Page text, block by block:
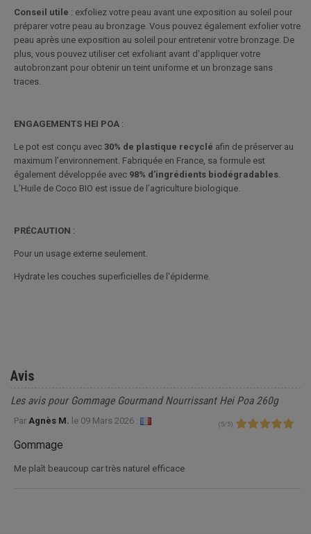
Conseil utile : exfoliez votre peau avant une exposition au soleil pour
préparer votre peau au bronzage. Vous pouvez également exfolier votre
peau après une exposition au soleil pour entretenir votre bronzage. De
plus, vous pouvez utiliser cet exfoliant avant d'appliquer votre
autobronzant pour obtenir un teint uniforme et un bronzage sans
traces.
ENGAGEMENTS HEI POA :
Le pot est conçu avec 30% de plastique recyclé afin de préserver au
maximum l’environnement. Fabriquée en France, sa formule est
également développée avec 98% d’ingrédients biodégradables
L’Huile de Coco BIO est issue de l’agriculture biologique.
PRÉCAUTION :
Pour un usage externe seulement.
Hydrate les couches superficielles de l'épiderme.
Avis
Les avis pour Gommage Gourmand Nourrissant Hei Poa 260g
Par Agnès M. le 09 Mars 2026 : ( 5/ 5)
Gommage
Me plaît beaucoup car très naturel efficace